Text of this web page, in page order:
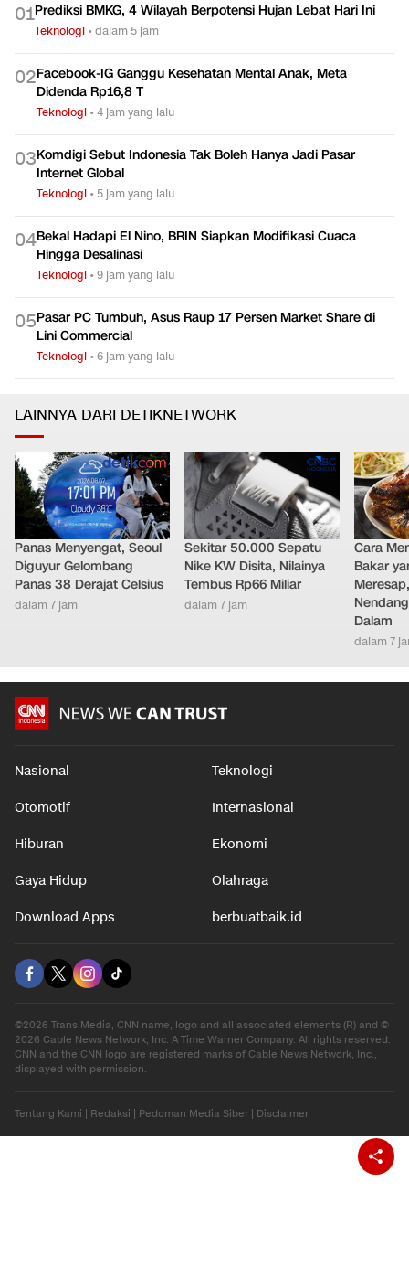
01Prediksi BMKG, 4 Wilayah Berpotensi Hujan Lebat Hari Ini
Teknologi •dalam 5 jam
02Facebook-IG Ganggu Kesehatan Mental Anak, Meta
Didenda Rp16,8 T
Teknologi •4 jam yang lalu
03Komdigi Sebut Indonesia Tak Boleh Hanya Jadi Pasar
Internet Global
Teknologi • 5 jam yang lalu
04Bekal Hadapi El Nino, BRIN Siapkan Modifikasi Cuaca
Hingga Desalinasi
Teknologi •9 jam yang lalu
05Pasar PC Tumbuh, Asus Raup 17 Persen Market Share di
Lini Commercial
Teknologi •6 jam yang lalu
LAINNYA DARI DETIKNETWORK
Panas Menyengat, Seoul
Diguyur Gelombang
Panas 38 Derajat Celsius
dalam 7 jam
Sekitar 50.000 Sepatu
Nike KW Disita, Nilainya
Tembus Rp66 Miliar
dalam 7 jam
Cara
Bakar
Dalam
dalam 7
Nasional Teknologi
Otomotif Internasional
Hiburan Ekonomi
Gaya Hidup Olahraga
Download Apps berbuatbaik.id
©2026 Trans Media, CNN name, logo and all associated elements (R) and ©
2026 Cable News Network, Inc. A Time Warner Company. All rights reserved.
CNN and the CNN logo are registered marks of Cable News Network, Inc.,
displayed with permission.
Tentang Kami Redaksi Pedoman Media Siber Disclaimer